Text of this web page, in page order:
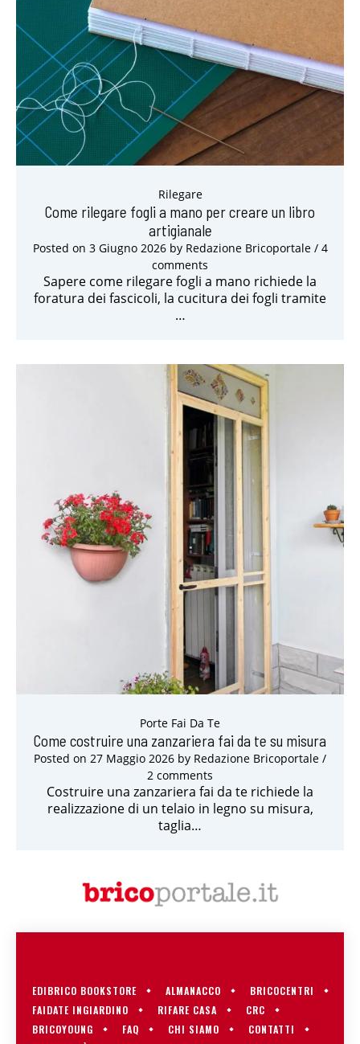
Rilegare
Come rilegare fogli a mano per creare un libro
artigianale
Posted on 3 Giugno 2026by Redazione Bricoportale/ 4
comments
Sapere come rilegare fogli a mano richiede la
foratura dei fascicoli, la cucitura dei fogli tramite
…
Porte Fai Da Te
Come costruire una zanzariera fai da te su misura
Posted on 27 Maggio 2026 by Redazione Bricoportale /
2 comments
Costruire una zanzariera fai da te richiede la
realizzazione di un telaio in legno su misura,
taglia…
EDIBRICO BOOKSTORE ALMANACCO
BRICOCENTRI
FAIDATE INGIARDINO
RIFARE CASA
CRC
BRICOYOUNG
FAQ CHI SIAMO
CONTATTI